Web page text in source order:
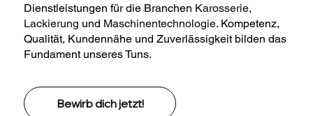
Dienstleistungen für die Branchen Karosserie,
Lackierung und Maschinentechnologie. Kompetenz,
Qualität, Kundennähe und Zuverlässigkeit bilden das
Fundament unseres Tuns.
Bewirb dich jetzt!